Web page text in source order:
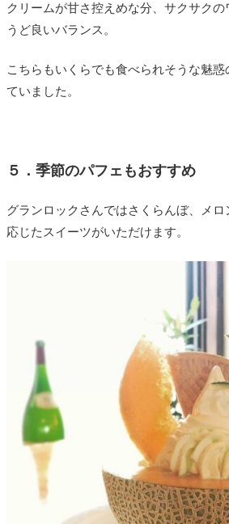
クリームが甘さ控えめな分、サクサクの
うど良いバランス。
こちらもいくらでも食べられそうな魅
ていました。
５．季節のパフェもおすすめ
グランロックさんではさくらんぼ、メ
応じたスイーツがいただけます。